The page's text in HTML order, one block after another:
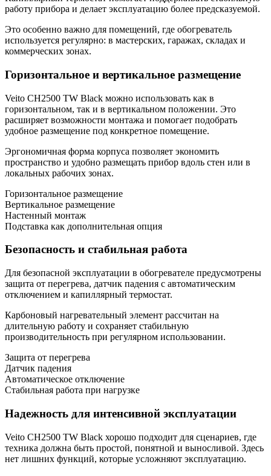
работу прибора и делает эксплуатацию более предсказуемой.
Это особенно важно для помещений, где обогреватель
используется регулярно: в мастерских, гаражах, складах и
коммерческих зонах.
Горизонтальное и вертикальное размещение
Veito CH2500 TW Black можно использовать как в
горизонтальном, так и в вертикальном положении. Это
расширяет возможности монтажа и помогает подобрать
удобное размещение под конкретное помещение.
Эргономичная форма корпуса позволяет экономить
пространство и удобно размещать прибор вдоль стен или в
локальных рабочих зонах.
Горизонтальное размещение
Вертикальное размещение
Настенный монтаж
Подставка как дополнительная опция
Безопасность и стабильная работа
Для безопасной эксплуатации в обогревателе предусмотрены
защита от перегрева, датчик падения с автоматическим
отключением и капиллярный термостат.
Карбоновый нагревательный элемент рассчитан на
длительную работу и сохраняет стабильную
производительность при регулярном использовании.
Защита от перегрева
Датчик падения
Автоматическое отключение
Стабильная работа при нагрузке
Надежность для интенсивной эксплуатации
Veito CH2500 TW Black хорошо подходит для сценариев, где
техника должна быть простой, понятной и выносливой. Здесь
нет лишних функций, которые усложняют эксплуатацию.